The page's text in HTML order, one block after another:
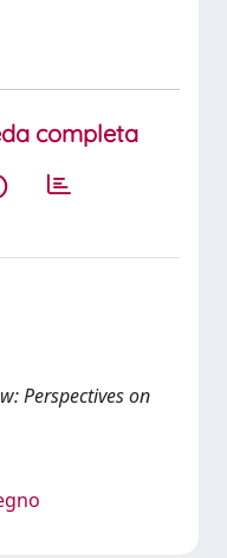
completa
Perspectives on